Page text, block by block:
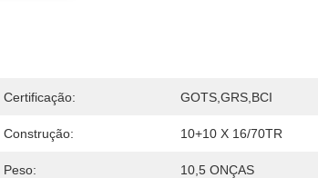
Certificação: GOTS,GRS,BCI
Construção: 10+10 X 16/70TR
Peso: 10,5 ONÇAS